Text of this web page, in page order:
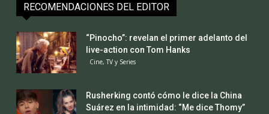
RECOMENDACIONES DEL EDITOR
“Pinocho”: revelan el primer adelanto del
live-action con Tom Hanks
Cine, TV y Series
Rusherking contó cómo le dice la China
Suárez en la intimidad: “Me dice Thomy”